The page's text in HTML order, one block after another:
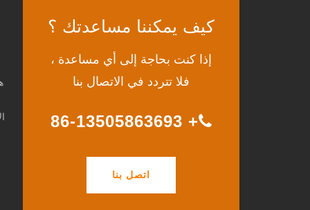
كيف يمكننا مساعدتك ؟
إذا كنت بحاجة إلى أي مساعدة ،
فلا تتردد في الاتصال بنا
+ 86-13505863693
اتصل بنا